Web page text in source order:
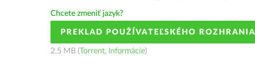
Chcete zmeniť jazyk?
PREKLAD POUŽÍVATEĽSKÉHO ROZHRANIA
2.5 MB (Torrent, Informácie)